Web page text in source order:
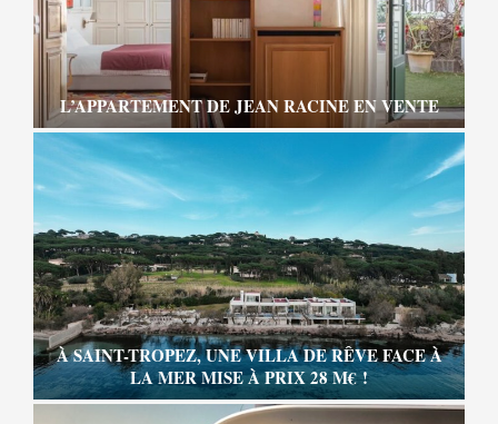
L’APPARTEMENT DE JEAN RACINE EN VENTE
À SAINT-TROPEZ, UNE VILLA DE RÊVE FACE À
LA MER MISE À PRIX 28 M€ !